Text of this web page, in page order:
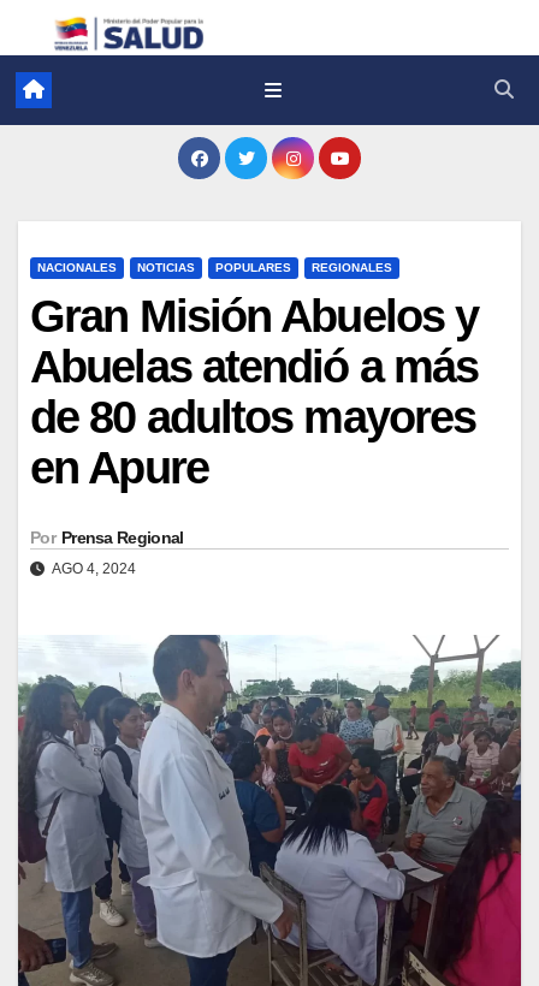
NACIONALES NOTICIAS POPULARES REGIONALES
Gran Misión Abuelos y
Abuelas atendió a más
de 80 adultos mayores
en Apure
Por Prensa Regional
AGO 4, 2024